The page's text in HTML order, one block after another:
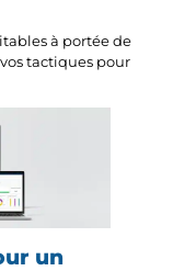
à portée de
tactiques pour
un